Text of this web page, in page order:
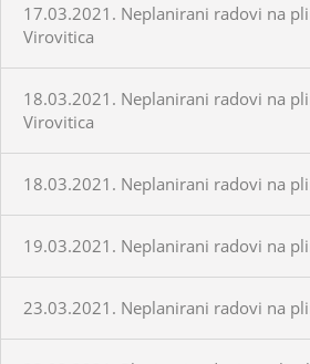
17.03.2021. Neplanirani radovi na
Virovitica
18.03.2021. Neplanirani radovi na
Virovitica
18.03.2021. Neplanirani radovi na
19.03.2021. Neplanirani radovi na
23.03.2021. Neplanirani radovi na